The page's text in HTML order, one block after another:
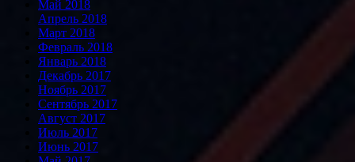
Май 2018
Апрель 2018
Март 2018
Февраль 2018
Январь 2018
Декабрь 2017
Ноябрь 2017
Сентябрь 2017
Август 2017
Июль 2017
Июнь 2017